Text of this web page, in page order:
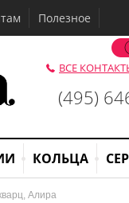
Полезное
ВСЕ
(495)
КОЛЬЦА
Алира